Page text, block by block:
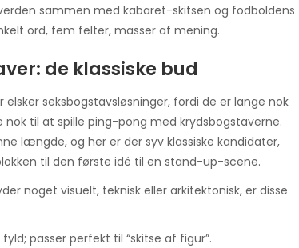
sammen med kabaret-skitsen og fodboldens
ord, fem felter, masser af mening.
de klassiske bud
seksbogstavsløsninger, fordi de er lange nok
til at spille ping-pong med krydsbogstaverne.
længde, og her er der syv klassiske kandidater,
til den første idé til en stand-up-scene.
noget visuelt, teknisk eller arkitektonisk, er disse
passer perfekt til “skitse af figur”.